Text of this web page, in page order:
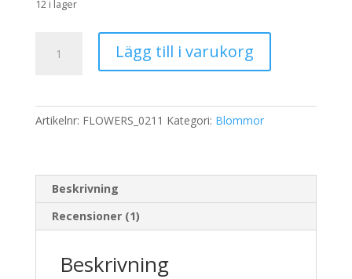
12 i lager
Storlek:
Lägg till i varukorg
Artikelnr: FLOWERS_0211 Kategori: Blommor
Beskrivning
Recensioner (1)
Beskrivning